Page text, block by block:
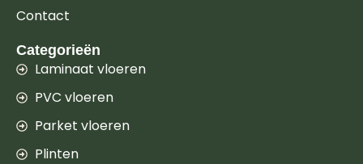
Contact
Categorieën
Laminaat vloeren
PVC vloeren
Parket vloeren
Plinten